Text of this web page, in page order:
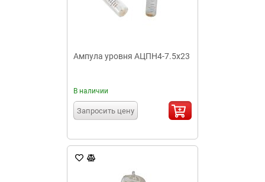
Ампула уровня АЦПН4-7.5x23
В наличии
Запросить цену